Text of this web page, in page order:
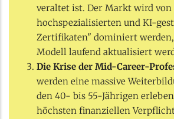
veraltet ist. Der Markt wird von
hochspezialisierten und KI-
Zertifikaten" dominiert
Modell laufend aktualisiert
Die Krise der Mid-Career-
werden eine massive
den 40- bis 55-Jährigen
höchsten finanziellen